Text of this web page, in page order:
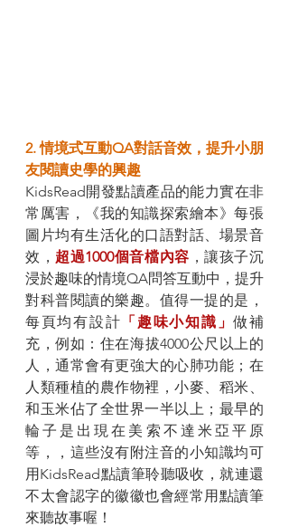
2. 情境式互動QA對話音效，提升小朋
友閱讀史學的興趣
KidsRead開發點讀產品的能力實在非
常厲害，《我的知識探索繪本》每張
圖片均有生活化的口語對話、場景音
效， 超過1000個音檔內容 ，讓孩子沉
浸於趣味的情境QA問答互動中，提升
對科普閱讀的樂趣。值得一提的是，
每頁均有設計 「趣味小知識」做補
充，例如：住在海拔4000公尺以上的
人，通常會有更強大的心肺功能；在
人類種植的農作物裡，小麥、稻米、
和玉米佔了全世界一半以上；最早的
輪子是出現在美索不達米亞平原
等，，這些沒有附注音的小知識均可
用KidsRead點讀筆聆聽吸收，就連還
不太會認字的徽徽也會經常用點讀筆
來聽故事喔！